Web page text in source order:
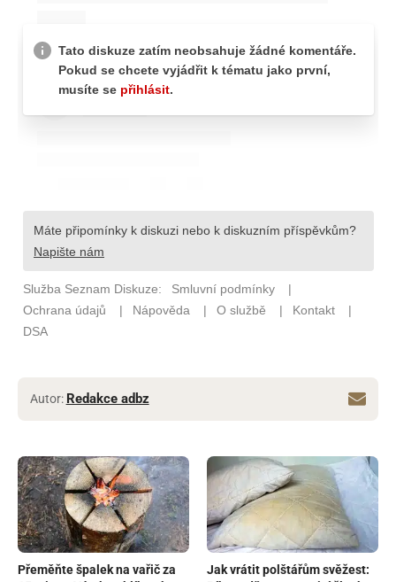
Autor: Redakce adbz
Přeměňte špalek na vařič za
Jak vrátit polštářům svěžest: